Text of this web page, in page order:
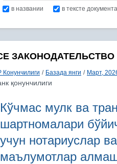
в названии в тексте документа
ЗАКОНОДАТЕЛЬСТВО
Конунчилиги / Базада янги / Март,
қонунчилиги
Кўчмас мулк ва
шартномалари
учун нотариуслар
маълумотлар